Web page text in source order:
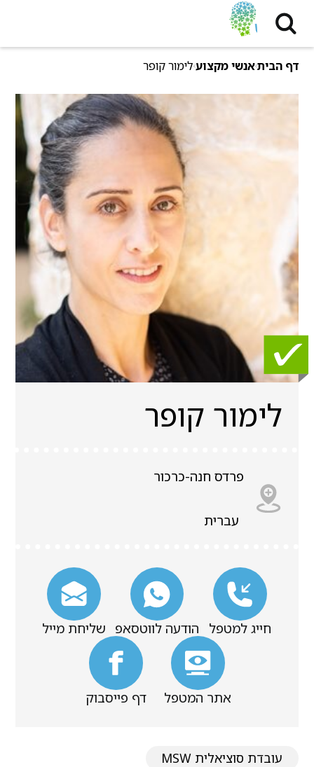
דף הביתאנשי מקצועלימור קופר
לימור קופר
פרדס חנה-כרכור
עברית
חייג למטפל הודעה לווטסאפ שליחת מייל
אתר המטפל דף פייסבוק
עובדת סוציאלית MSW